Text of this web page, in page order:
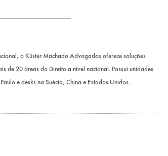
o Küster Machado Advogados oferece soluções
de 20 áreas do Direito a nível nacional. Possui unidades
e desks na Suécia, China e Estados Unidos.